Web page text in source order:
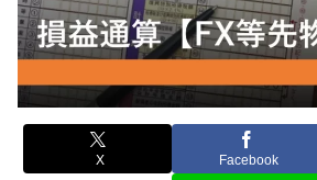
X Facebook